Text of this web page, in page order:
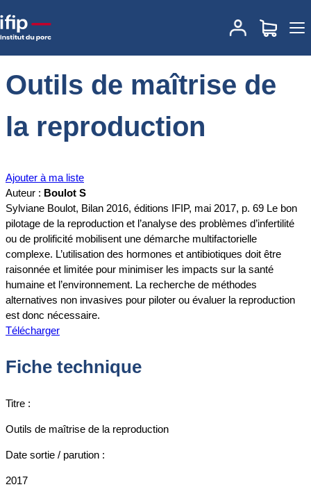
Accueil Outils de maîtrise de la reproduction
Outils de maîtrise de
la reproduction
Ajouter à ma liste
Auteur : Boulot S
Sylviane Boulot, Bilan 2016, éditions IFIP, mai 2017, p. 69 Le bon
pilotage de la reproduction et l’analyse des problèmes d’infertilité
ou de prolificité mobilisent une démarche multifactorielle
complexe. L’utilisation des hormones et antibiotiques doit être
raisonnée et limitée pour minimiser les impacts sur la santé
humaine et l’environnement. La recherche de méthodes
alternatives non invasives pour piloter ou évaluer la reproduction
est donc nécessaire.
Télécharger
Fiche technique
Titre :
Outils de maîtrise de la reproduction
Date sortie / parution :
2017